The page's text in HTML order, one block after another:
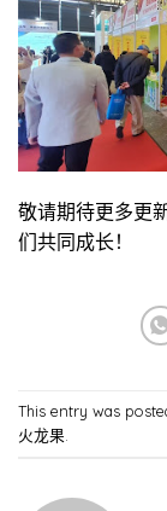
敬请期待更多更
们共同成长！
This entry was
火龙果.